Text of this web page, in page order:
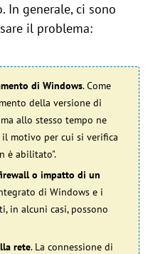
In generale, ci sono
il problema:
di Windows. Come
della versione di
allo stesso tempo ne
motivo per cui si verifica
è abilitato".
o impatto di un
di Windows e i
in alcuni casi, possono
rete. La connessione di